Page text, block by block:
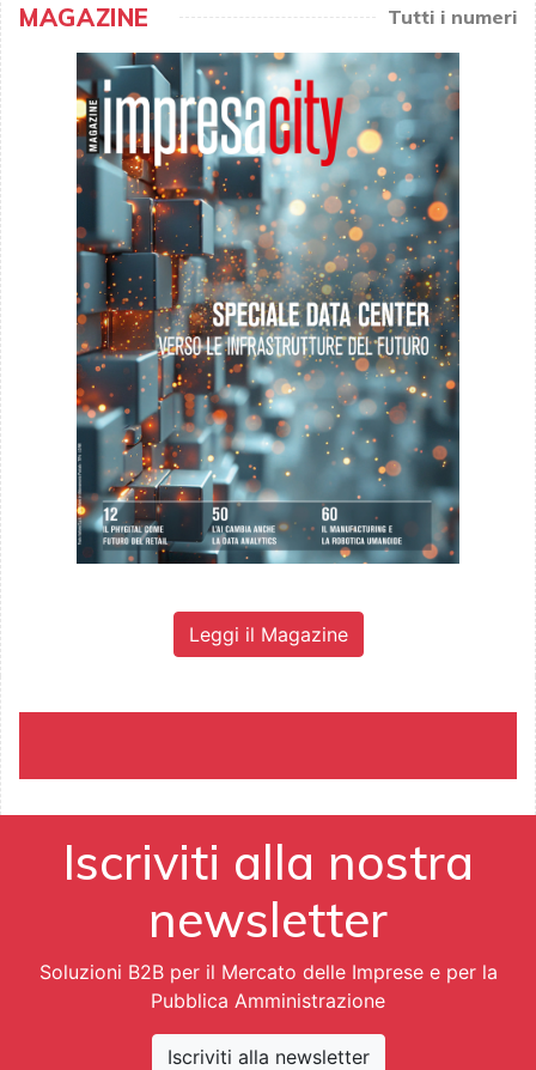
MAGAZINE Tutti i numeri
Leggi il Magazine
Iscriviti alla nostra
newsletter
Soluzioni B2B per il Mercato delle Imprese e per la
Pubblica Amministrazione
Iscriviti alla newsletter